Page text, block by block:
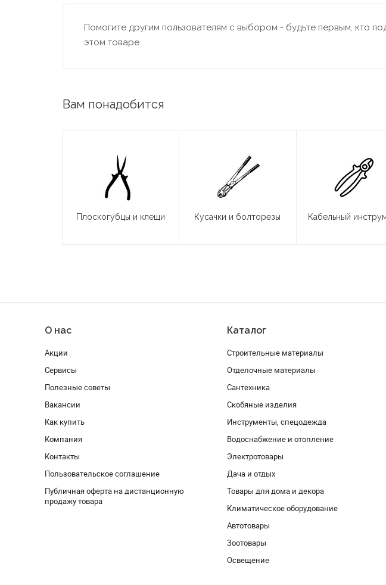
Помогите другим пользователям с выбором - будьте первым, кто
этом товаре
Вам понадобится
Плоскогубцы и клещи Кусачки и болторезы Кабельный
О нас
Акции
Сервисы
Полезные советы
Вакансии
Как купить
Компания
Контакты
Пользовательское соглашение
Публичная оферта на дистанционную
продажу товара
Каталог
Строительные материалы
Отделочные материалы
Сантехника
Скобяные изделия
Инструменты, спецодежда
Водоснабжение и отопление
Электротовары
Дача и отдых
Товары для дома и декора
Климатическое оборудование
Автотовары
Зоотовары
Освещение